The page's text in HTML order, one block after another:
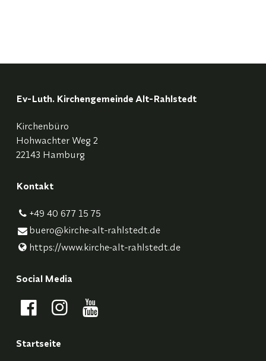
Ev-Luth. Kirchengemeinde Alt-Rahlstedt
Kirchenbüro
Hohwachter Weg 2
22143 Hamburg
Kontakt
+49 40 677 15 75
buero@​kirche-alt-rahlstedt.​de
https://www.​kirche-alt-rahlstedt.​de
Social Media
Startseite